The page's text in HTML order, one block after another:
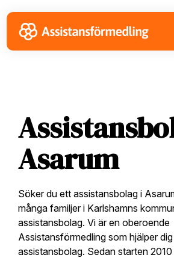
to
primary
navigation
to
main
content
to
footer
Asarum
Söker du ett assistansbolag i
många familjer i Karlshamns
assistansbolag. Vi är en oberoende
Assistansförmedling som hjälper
assistansbolag. Sedan starten